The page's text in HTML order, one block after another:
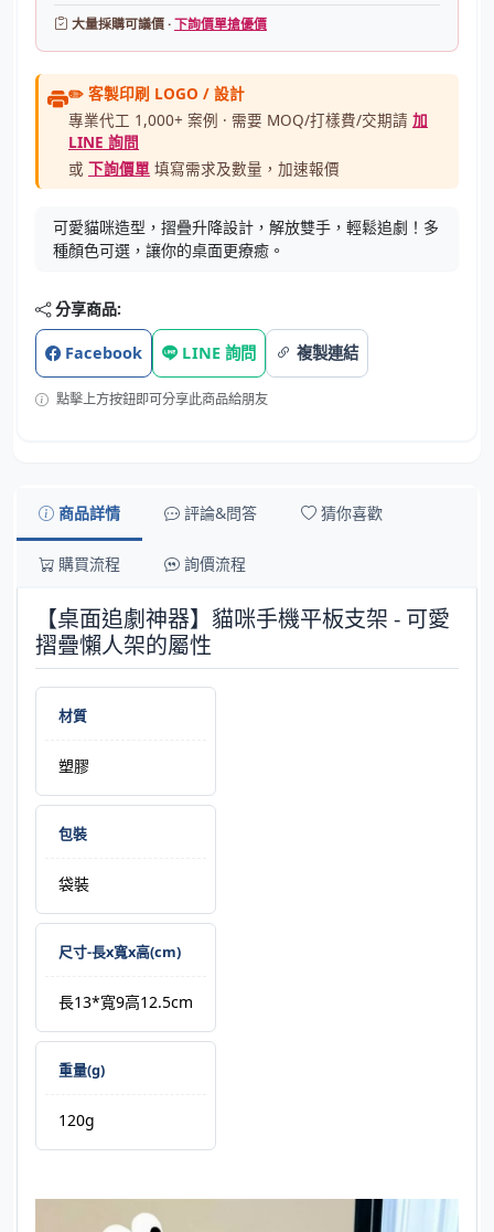
大量採購可議價 ·下詢價單搶優價
✏️ 客製印刷 LOGO / 設計
專業代工 1,000+ 案例 · 需要 MOQ/打樣費/交期請 加
LINE 詢問
或 下詢價單 填寫需求及數量，加速報價
可愛貓咪造型，摺疊升降設計，解放雙手，輕鬆追劇！多
種顏色可選，讓你的桌面更療癒。
分享商品:
Facebook LINE 詢問 複製連結
點擊上方按鈕即可分享此商品給朋友
商品詳情 評論&問答 猜你喜歡
購買流程 詢價流程
【桌面追劇神器】貓咪手機平板支架 - 可愛
摺疊懶人架的屬性
材質
塑膠
包裝
袋裝
尺寸-長x寬x高(cm)
長13*寬9高12.5cm
重量(g)
120g